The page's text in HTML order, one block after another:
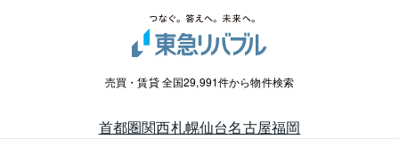
売買・賃貸 全国29,991件から物件検索
首都圏関西札幌仙台名古屋福岡